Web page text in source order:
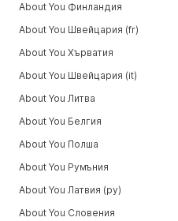
About You Финландия
About You Швейцария (fr)
About You Хърватия
About You Швейцария (it)
About You Литва
About You Белгия
About You Полша
About You Румъния
About You Латвия (ру)
About You Словения